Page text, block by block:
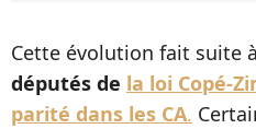
Cette évolution fait suite
députés de la loi Copé-
parité dans les CA.